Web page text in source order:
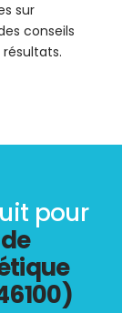
sur
conseils
pour